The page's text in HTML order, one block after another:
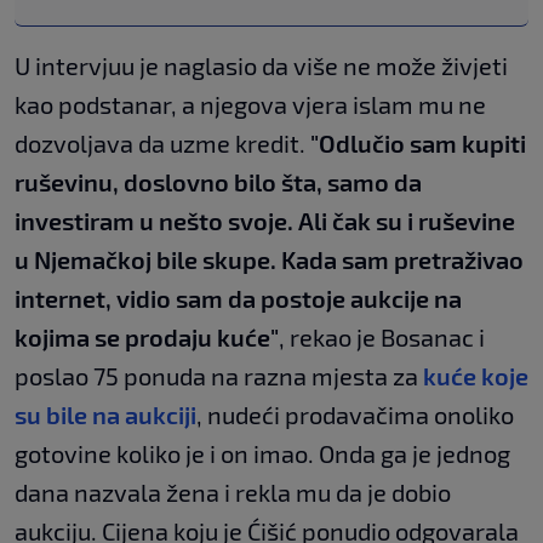
U intervjuu je naglasio da više ne može živjeti
kao podstanar, a njegova vjera islam mu ne
dozvoljava da uzme kredit. "Odlučio sam kupiti
ruševinu, doslovno bilo šta, samo da
investiram u nešto svoje. Ali čak su i ruševine
u Njemačkoj bile skupe. Kada sam pretraživao
internet, vidio sam da postoje aukcije na
kojima se prodaju kuće", rekao je Bosanac i
poslao 75 ponuda na razna mjesta za kuće koje
su bile na aukciji, nudeći prodavačima onoliko
gotovine koliko je i on imao. Onda ga je jednog
dana nazvala žena i rekla mu da je dobio
aukciju. Cijena koju je Ćišić ponudio odgovarala